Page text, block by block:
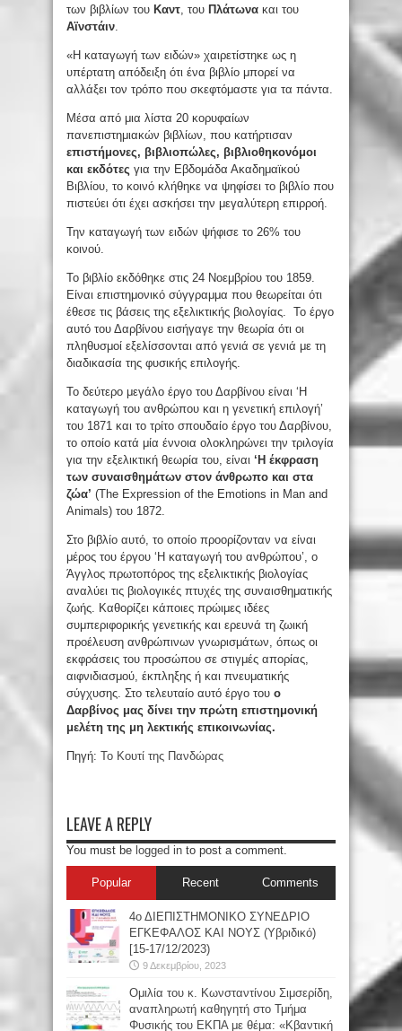
των βιβλίων του Καντ , του Πλάτωνα και του
Αϊνστάιν
«Η καταγωγή των ειδών» χαιρετίστηκε ως η
υπέρτατη απόδειξη ότι ένα βιβλίο μπορεί να
αλλάξει τον τρόπο που σκεφτόμαστε για τα πάντα.
Μέσα από μια λίστα 20 κορυφαίων
πανεπιστημιακών βιβλίων, που κατήρτισαν
επιστήμονες, βιβλιοπώλες, βιβλιοθηκονόμοι
και εκδότες για την Εβδομάδα Ακαδημαϊκού
Βιβλίου, το κοινό κλήθηκε να ψηφίσει το βιβλίο που
πιστεύει ότι έχει ασκήσει την μεγαλύτερη επιρροή.
Την καταγωγή των ειδών ψήφισε το 26% του
κοινού.
Το βιβλίο εκδόθηκε στις 24 Νοεμβρίου του 1859.
Είναι επιστημονικό σύγγραμμα που θεωρείται ότι
έθεσε τις βάσεις της εξελικτικής βιολογίας. Το έργο
αυτό του Δαρβίνου εισήγαγε την θεωρία ότι οι
πληθυσμοί εξελίσσονται από γενιά σε γενιά με τη
διαδικασία της φυσικής επιλογής.
Το δεύτερο μεγάλο έργο του Δαρβίνου είναι ‘Η
καταγωγή του ανθρώπου και η γενετική επιλογή’
του 1871 και το τρίτο σπουδαίο έργο του Δαρβίνου,
το οποίο κατά μία έννοια ολοκληρώνει την τριλογία
για την εξελικτική θεωρία του, είναι ‘Η έκφραση
των συναισθημάτων στον άνθρωπο και στα
ζώα’ (The Expression of the Emotions in Man and
Animals) του 1872.
Στο βιβλίο αυτό, το οποίο προορίζονταν να είναι
μέρος του έργου ‘Η καταγωγή του ανθρώπου’, ο
Άγγλος πρωτοπόρος της εξελικτικής βιολογίας
αναλύει τις βιολογικές πτυχές της συναισθηματικής
ζωής. Καθορίζει κάποιες πρώιμες ιδέες
συμπεριφορικής γενετικής και ερευνά τη ζωική
προέλευση ανθρώπινων γνωρισμάτων, όπως οι
εκφράσεις του προσώπου σε στιγμές απορίας,
αιφνιδιασμού, έκπληξης ή και πνευματικής
σύγχυσης. Στο τελευταίο αυτό έργο του ο
Δαρβίνος μας δίνει την πρώτη επιστημονική
μελέτη της μη λεκτικής επικοινωνίας.
Πηγή: Το Κουτί της Πανδώρας
LEAVE A REPLY
You must be logged in to post a comment.
Popular Recent Comments
4ο ΔΙΕΠΙΣΤΗΜΟΝΙΚΟ ΣΥΝΕΔΡΙΟ
ΕΓΚΕΦΑΛΟΣ ΚΑΙ ΝΟΥΣ (Υβριδικό)
[15-17/12/2023)
9 Δεκεμβρίου, 2023
Oμιλία του κ. Κωνσταντίνου Σιμσερίδη,
αναπληρωτή καθηγητή στο Τμήμα
Φυσικής του ΕΚΠΑ με θέμα: «Κβαντική